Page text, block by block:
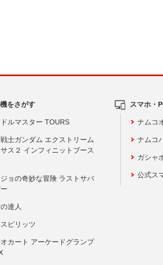
をさがす
ルマスター TOURS
士ガンダム エクストリーム
ス２ インフィニットブース
ョの奇妙な冒険 ラストサバ
達人
ピリッツ
カート アーケードグランプ
スマホ・
ナムコ
ナムコ
ガシャ
公式ス